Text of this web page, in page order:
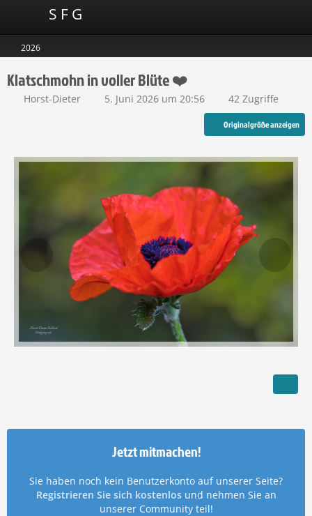
S F G
2026
Klatschmohn in voller Blüte ❤️
Horst-Dieter 5. Juni 2026 um 20:56 42 Zugriffe
Originalgröße anzeigen
Jetzt mitmachen!
Sie haben noch kein Benutzerkonto auf unserer Seite?
Registrieren Sie sich kostenlosund nehmen Sie an
unserer Community teil!